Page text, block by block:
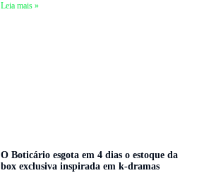
Leia mais »
O Boticário esgota em 4 dias o estoque da
box exclusiva inspirada em k-dramas